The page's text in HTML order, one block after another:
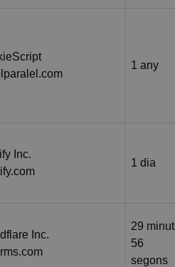
1 any
Inc.
1 dia
Inc.
29
56
segons